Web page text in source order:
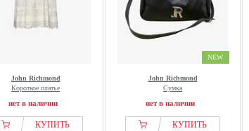
John Richmond
Короткое платье
нет в наличии
КУПИТЬ
NEW
John Richmond
Сумка
нет в наличии
КУПИТЬ